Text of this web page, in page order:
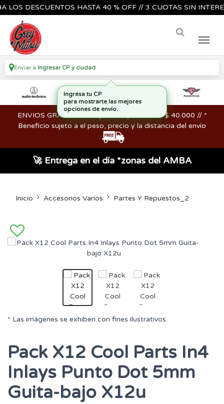
DESCUENTOS HASTA 40 % OFF // 3 CUOTAS SIN
Enviar a Ingresar CP y ciudad
ENVIOS GRATIS en compras mayores a los $ 40.000 // *
Beneficio sujeto a el peso, precio y la distancia del envío
🚀 Entrega en el día *zonas del AMBA
Inicio Accesorios Varios Partes Y Repuestos_2
* Las imágenes se exhiben con fines ilustrativos.
Pack X12 Cool Parts In4
Inlays Punto Dot 5mm
Guita-bajo X12u